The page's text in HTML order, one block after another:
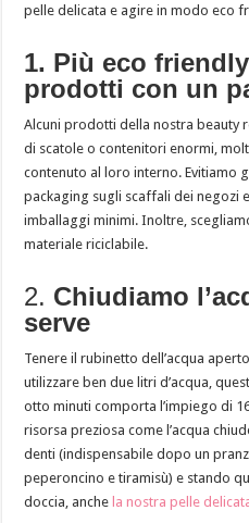
pelle delicata e agire in modo eco
1. Più eco
prodotti con un
Alcuni prodotti della nostra beauty
di scatole o contenitori enormi,
contenuto al loro interno. Evitiamo
packaging sugli scaffali dei negozi
imballaggi minimi. Inoltre,
materiale riciclabile.
2. Chiudiamo
serve
Tenere il rubinetto dell’acqua
utilizzare ben due litri d’acqua,
otto minuti comporta l’impiego di
risorsa preziosa come l’acqua
denti (indispensabile dopo un
peperoncino e tiramisù) e stando
doccia, anchela nostra pelle